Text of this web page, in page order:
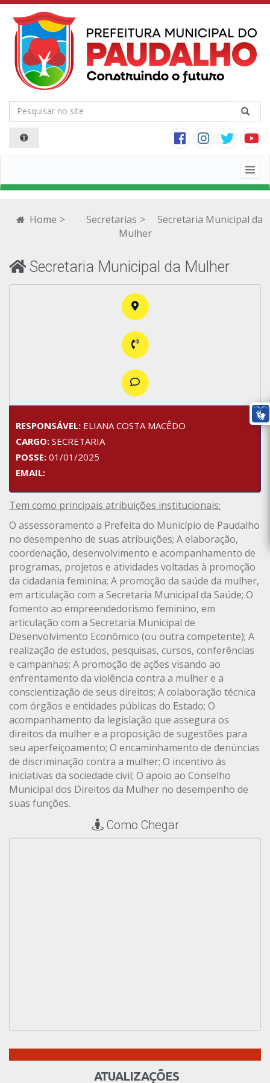
Home > Secretarias >
Secretaria Municipal da
Mulher
Secretaria Municipal da Mulher
RESPONSÁVEL: ELIANA COSTA MACÊDO
CARGO: SECRETARIA
POSSE: 01/01/2025
EMAIL:
Tem como principais atribuições institucionais:
O assessoramento a Prefeita do Município de Paudalho
no desempenho de suas atribuições; A elaboração,
coordenação, desenvolvimento e acompanhamento de
programas, projetos e atividades voltadas à promoção
da cidadania feminina; A promoção da saúde da mulher,
em articulação com a Secretaria Municipal da Saúde; O
fomento ao empreendedorismo feminino, em
articulação com a Secretaria Municipal de
Desenvolvimento Econômico (ou outra competente); A
realização de estudos, pesquisas, cursos, conferências
e campanhas; A promoção de ações visando ao
enfrentamento da violência contra a mulher e a
conscientização de seus direitos; A colaboração técnica
com órgãos e entidades públicas do Estado; O
acompanhamento da legislação que assegura os
direitos da mulher e a proposição de sugestões para
seu aperfeiçoamento; O encaminhamento de denúncias
de discriminação contra a mulher; O incentivo ás
iniciativas da sociedade civil; O apoio ao Conselho
Municipal dos Direitos da Mulher no desempenho de
suas funções.
Como Chegar
ATUALIZAÇÕES